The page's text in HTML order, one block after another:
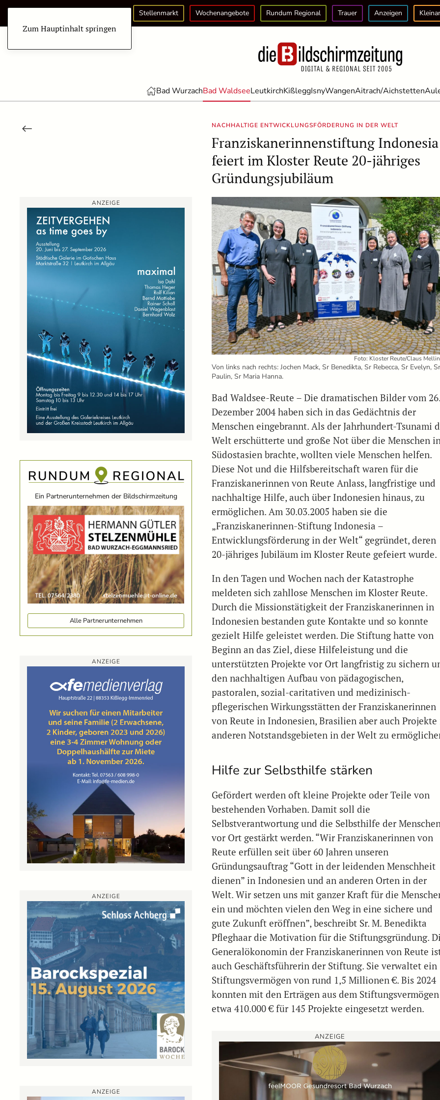
Zum Hauptinhalt springen
Stellenmarkt Wochenangebote Rundum Regional Trauer Anzeigen
Bad WurzachBad WaldseeLeutkirchKißleggIsnyWangenAitrach/Aichstetten
NACHHALTIGE ENTWICKLUNGSFÖRDERUNG IN DER WELT
Franziskanerinnenstiftung Indonesia
feiert im Kloster Reute 20-jähriges
Gründungsjubiläum
ANZEIGE
Ein Partnerunternehmen der Bildschirmzeitung
Alle Partnerunternehmen
ANZEIGE
ANZEIGE
ANZEIGE
Foto: Kloster Reute/Claus
Von links nach rechts: Jochen Mack, Sr Benedikta, Sr Rebecca, Sr Evelyn,
Paulin, Sr Maria Hanna.
Bad Waldsee-Reute – Die dramatischen Bilder vom
Dezember 2004 haben sich in das Gedächtnis der
Menschen eingebrannt. Als der Jahrhundert-Tsunami
Welt erschütterte und große Not über die Menschen
Südostasien brachte, wollten viele Menschen helfen.
Diese Not und die Hilfsbereitschaft waren für die
Franziskanerinnen von Reute Anlass, langfristige und
nachhaltige Hilfe, auch über Indonesien hinaus, zu
ermöglichen. Am 30.03.2005 haben sie die
„Franziskanerinnen-Stiftung Indonesia –
Entwicklungsförderung in der Welt“ gegründet, deren
20-jähriges Jubiläum im Kloster Reute gefeiert wurde.
In den Tagen und Wochen nach der Katastrophe
meldeten sich zahllose Menschen im Kloster Reute.
Durch die Missionstätigkeit der Franziskanerinnen in
Indonesien bestanden gute Kontakte und so konnte
gezielt Hilfe geleistet werden. Die Stiftung hatte von
Beginn an das Ziel, diese Hilfeleistung und die
unterstützten Projekte vor Ort langfristig zu sichern
den nachhaltigen Aufbau von pädagogischen,
pastoralen, sozial-caritativen und medizinisch-
pflegerischen Wirkungsstätten der Franziskanerinnen
von Reute in Indonesien, Brasilien aber auch Projekte
anderen Notstandsgebieten in der Welt zu
Hilfe zur Selbsthilfe stärken
Gefördert werden oft kleine Projekte oder Teile von
bestehenden Vorhaben. Damit soll die
Selbstverantwortung und die Selbsthilfe der
vor Ort gestärkt werden. “Wir Franziskanerinnen von
Reute erfüllen seit über 60 Jahren unseren
Gründungsauftrag “Gott in der leidenden Menschheit
dienen” in Indonesien und an anderen Orten in der
Welt. Wir setzen uns mit ganzer Kraft für die
ein und möchten vielen den Weg in eine sichere und
gute Zukunft eröffnen”, beschreibt Sr. M. Benedikta
Pfleghaar die Motivation für die Stiftungsgründung.
Generalökonomin der Franziskanerinnen von Reute
auch Geschäftsführerin der Stiftung. Sie verwaltet ein
Stiftungsvermögen von rund 1,5 Millionen €. Bis 2024
konnten mit den Erträgen aus dem Stiftungsvermögen
etwa 410.000 € für 145 Projekte eingesetzt werden.
ANZEIGE